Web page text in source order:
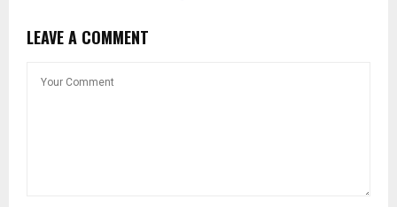
LEAVE A COMMENT